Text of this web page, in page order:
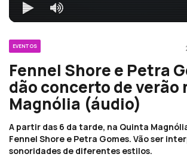
EVENTOS
Fennel Shore e Petra
dão concerto de verão
Magnólia (áudio)
A partir das 6 da tarde, na Quinta
Fennel Shore e Petra Gomes. Vão ser
sonoridades de diferentes estilos.